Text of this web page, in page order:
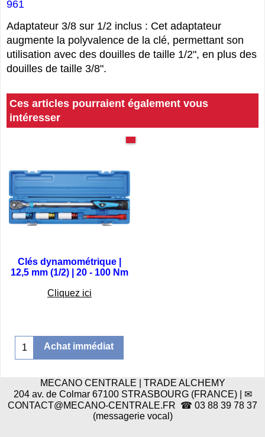
dynamométrique | Carré 3/8 | 13,6 - 108,5 Nm | BGS
961
Adaptateur 3/8 sur 1/2 inclus : Cet adaptateur
augmente la polyvalence de la clé, permettant son
utilisation avec des douilles de taille 1/2", en plus des
Ces articles pourraient également vous
Clés dynamométrique |
12,5 mm (1/2) | 20 - 100 Nm
MECANO CENTRALE | TRADE ALCHEMY
204 av. de Colmar 67100 STRASBOURG (FRANCE) | ✉
CONTACT@MECANO-CENTRALE.FR ☎ 03 88 39 78 37
(messagerie vocal)